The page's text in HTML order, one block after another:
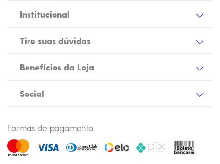
Institucional
Tire suas dúvidas
Benefícios da Loja
Social
Formas de pagamento